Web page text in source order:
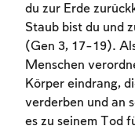
du zur Erde
Staub bist du und
(Gen 3, 17-19).
Menschen
Körper eindrang,
verderben und an
es zu seinem Tod